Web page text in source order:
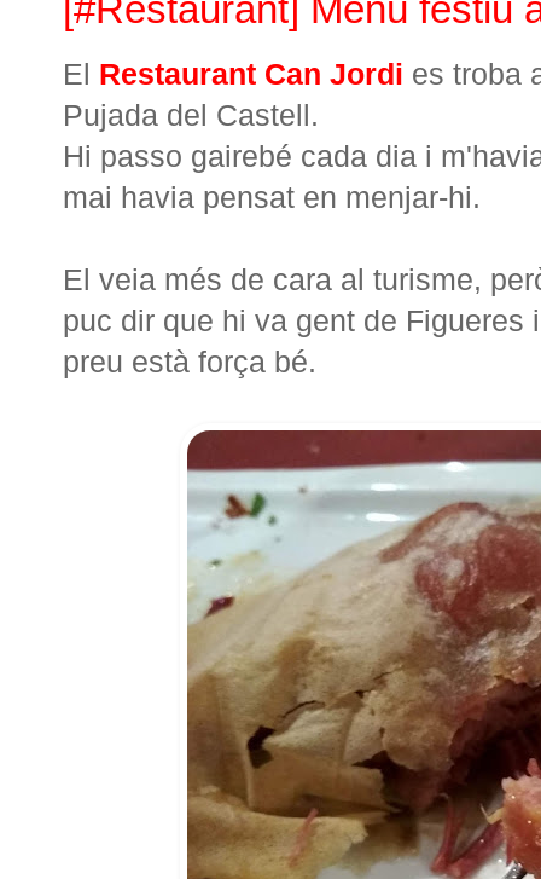
[#Restaurant] Menú festiu
El Restaurant Can Jordi es troba
Pujada del Castell.
Hi passo gairebé cada dia i
mai havia pensat en menjar-hi.
El veia més de cara al turisme,
puc dir que hi va gent de
preu està força bé.